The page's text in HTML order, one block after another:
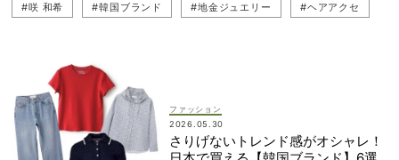
#咲 和希 #韓国ブランド #地金ジュエリー #ヘアアクセ
#コスメ #ロゴT
#ぺたんこ（フラットシューズ）
ファッション
2026.05.30
さりげないトレンド感がオシャレ！